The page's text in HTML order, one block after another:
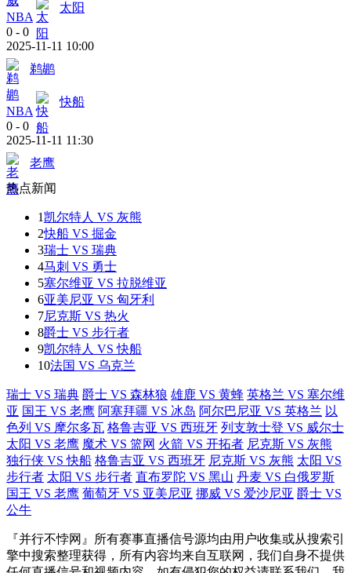
NBA
太阳
0 - 0
2025-11-11 10:00
鹈鹕
NBA
快船
0 - 0
2025-11-11 11:30
老鹰
热点新闻
1凯尔特人 VS 灰熊
2快船 VS 掘金
3瑞士 VS 瑞典
4马刺 VS 勇士
5塞尔维亚 VS 拉脱维亚
6亚美尼亚 VS 匈牙利
7尼克斯 VS 热火
8爵士 VS 步行者
9凯尔特人 VS 快船
10法国 VS 乌克兰
瑞士 VS 瑞典 爵士 VS 森林狼 雄鹿 VS 黄蜂 英格兰 VS 塞尔维
亚 国王 VS 老鹰 阿塞拜疆 VS 冰岛 阿尔巴尼亚 VS 英格兰 以
色列 VS 摩尔多瓦 格鲁吉亚 VS 西班牙 列支敦士登 VS 威尔士
太阳 VS 老鹰 魔术 VS 篮网 火箭 VS 开拓者 尼克斯 VS 灰熊
独行侠 VS 快船 格鲁吉亚 VS 西班牙 尼克斯 VS 灰熊 太阳 VS
步行者 太阳 VS 步行者 直布罗陀 VS 黑山 丹麦 VS 白俄罗斯
国王 VS 老鹰 葡萄牙 VS 亚美尼亚 挪威 VS 爱沙尼亚 爵士 VS
公牛
『并行不悖网』所有赛事直播信号源均由用户收集或从搜索引
擎中搜索整理获得，所有内容均来自互联网，我们自身不提供